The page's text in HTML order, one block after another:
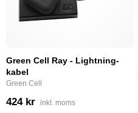
Green Cell Ray - Lightning-
kabel
Green Cell
424 kr inkl. moms